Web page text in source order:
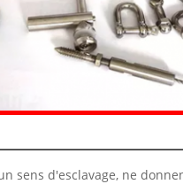
sens d'esclavage, ne